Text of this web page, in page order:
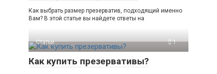
Как выбрать размер презерватив, подходящий именно
Вам? В этой статье вы найдете ответы на
Статьи 1
Как купить презервативы?